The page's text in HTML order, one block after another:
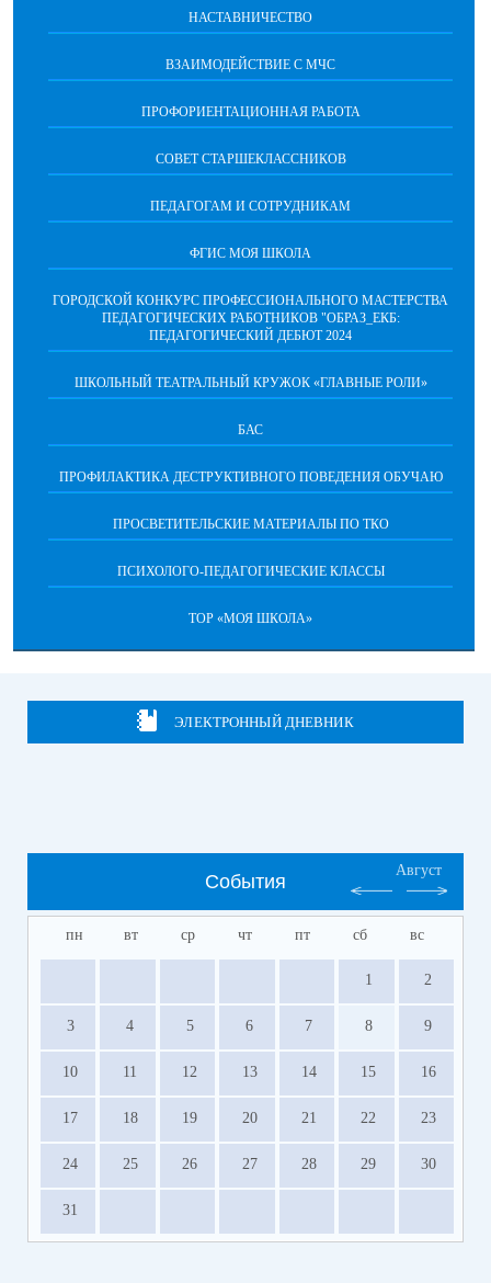
НАСТАВНИЧЕСТВО
ВЗАИМОДЕЙСТВИЕ С МЧС
ПРОФОРИЕНТАЦИОННАЯ РАБОТА
СОВЕТ СТАРШЕКЛАССНИКОВ
ПЕДАГОГАМ И СОТРУДНИКАМ
ФГИС МОЯ ШКОЛА
ГОРОДСКОЙ КОНКУРС ПРОФЕССИОНАЛЬНОГО МАСТЕРСТВА
ПЕДАГОГИЧЕСКИХ РАБОТНИКОВ "ОБРАЗ_ЕКБ:
ПЕДАГОГИЧЕСКИЙ ДЕБЮТ 2024
ШКОЛЬНЫЙ ТЕАТРАЛЬНЫЙ КРУЖОК «ГЛАВНЫЕ РОЛИ»
БАС
ПРОФИЛАКТИКА ДЕСТРУКТИВНОГО ПОВЕДЕНИЯ ОБУЧАЮ
ПРОСВЕТИТЕЛЬСКИЕ МАТЕРИАЛЫ ПО ТКО
ПСИХОЛОГО-ПЕДАГОГИЧЕСКИЕ КЛАССЫ
ТОР «МОЯ ШКОЛА»
ЭЛЕКТРОННЫЙ ДНЕВНИК
События
Август
пн вт ср чт пт сб вс
1 2
3 4 5 6 7 8 9
10 11 12 13 14 15 16
17 18 19 20 21 22 23
24 25 26 27 28 29 30
31